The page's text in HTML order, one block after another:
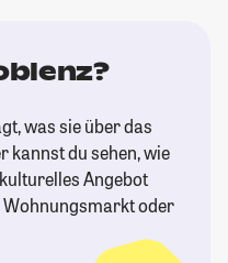
was sie über das
kannst du sehen, wie
Angebot
oder